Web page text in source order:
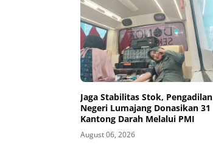
Jaga Stabilitas Stok, Pengadilan
Negeri Lumajang Donasikan 31
Kantong Darah Melalui PMI
August 06, 2026